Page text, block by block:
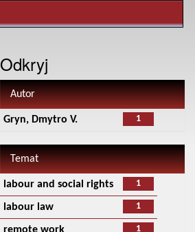
Odkryj
Autor
1
Gryn, Dmytro V.
Temat
1
labour and social rights
1
labour law
1